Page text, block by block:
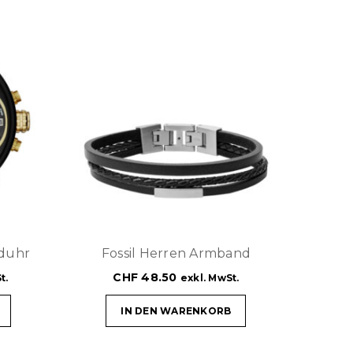
Fossil Herren Armband
CHF 48.50 exkl. MwSt.
IN DEN WARENKORB